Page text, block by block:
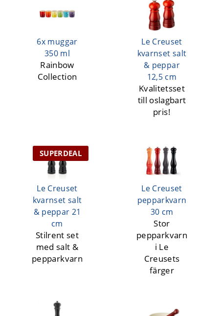
6x muggar
350 ml
Rainbow
Collection
Le Creuset
kvarnset salt
& peppar
12,5 cm
Kvalitetsset
till oslagbart
pris!
SUPERDEAL
Le Creuset
kvarnset salt
& peppar 21
cm
Stilrent set
med salt &
pepparkvarn
Le Creuset
pepparkvarn
30 cm
Stor
pepparkvarn
i Le
Creusets
färger